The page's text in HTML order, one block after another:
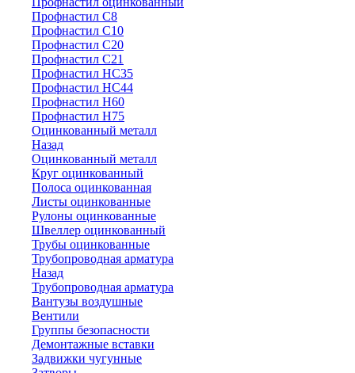
Профнастил С8
Профнастил С10
Профнастил С20
Профнастил С21
Профнастил НС35
Профнастил НС44
Профнастил Н60
Профнастил Н75
Оцинкованный металл
Назад
Оцинкованный металл
Круг оцинкованный
Полоса оцинкованная
Листы оцинкованные
Рулоны оцинкованные
Швеллер оцинкованный
Трубы оцинкованные
Трубопроводная арматура
Назад
Трубопроводная арматура
Вантузы воздушные
Вентили
Группы безопасности
Демонтажные вставки
Задвижки чугунные